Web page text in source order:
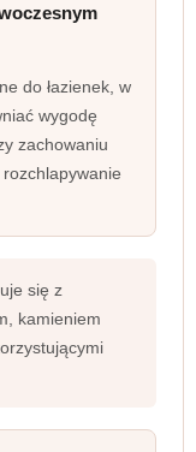
do łazienek, w
wygodę
zachowaniu
się z
kamieniem